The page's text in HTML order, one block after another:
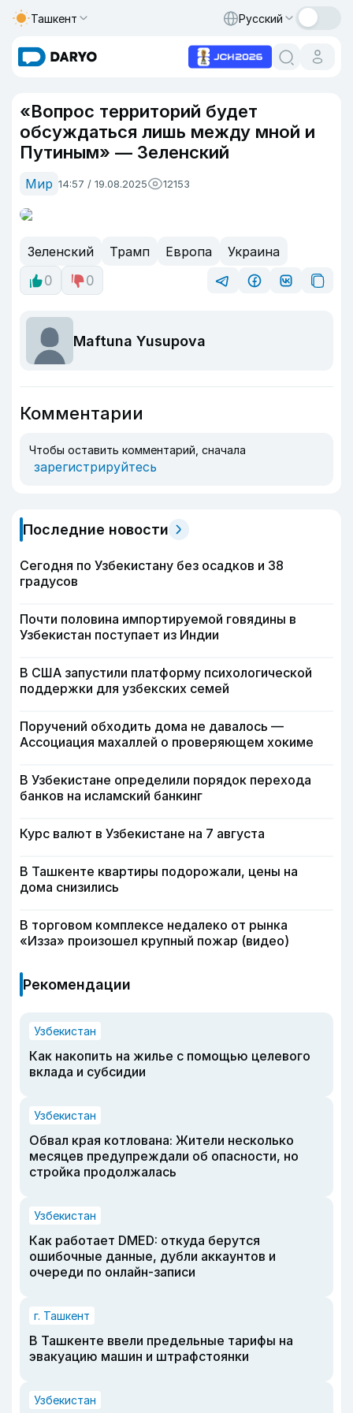
Ташкент Русский
«Вопрос территорий будет
обсуждаться лишь между мной и
Путиным» — Зеленский
Мир 14:57 / 19.08.2025 12153
Зеленский Трамп Европа
Украина
0
0
Maftuna Yusupova
Комментарии
Чтобы оставить комментарий, сначала
зарегистрируйтесь
Последние новости
Сегодня по Узбекистану без осадков и 38
градусов
Почти половина импортируемой говядины в
Узбекистан поступает из Индии
В США запустили платформу психологической
поддержки для узбекских семей
Поручений обходить дома не давалось —
Ассоциация махаллей о проверяющем хокиме
В Узбекистане определили порядок перехода
банков на исламский банкинг
Курс валют в Узбекистане на 7 августа
В Ташкенте квартиры подорожали, цены на
дома снизились
В торговом комплексе недалеко от рынка
«Изза» произошел крупный пожар (видео)
Рекомендации
Узбекистан
Как накопить на жилье с помощью целевого
вклада и субсидии
Узбекистан
Обвал края котлована: Жители несколько
месяцев предупреждали об опасности, но
стройка продолжалась
Узбекистан
Как работает DMED: откуда берутся
ошибочные данные, дубли аккаунтов и
очереди по онлайн-записи
г. Ташкент
В Ташкенте ввели предельные тарифы на
эвакуацию машин и штрафстоянки
Узбекистан